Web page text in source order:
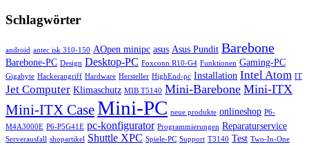
Schlagwörter
android antec isk 310-150 AOpen minipc asus Asus Pundit Barebone
Barebone-PC Design Desktop-PC Foxconn R10-G4 Funktionen Gaming-PC
Gigabyte Hackerangriff Hardware Hersteller HighEnd-pc Installation Intel Atom IT
Jet Computer Klimaschutz MIB T5140 Mini-Barebone Mini-ITX
Mini-ITX CaseMini-PC neue produkte onlineshop P6-
M4A3000E P6-P5G41E pc-konfigurator Programmierungen Reparaturservice
Serverausfall shopartikel Shuttle XPC Spiele-PC Support T3140 Test Two-In-One